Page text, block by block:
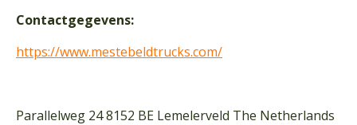
Contactgegevens:
https://www.mestebeldtrucks.com/
Parallelweg 24 8152 BE Lemelerveld The Netherlands